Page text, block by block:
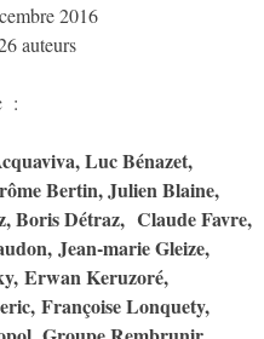
2016
auteurs
:
Luc Bénazet,
Bertin, Julien Blaine,
Boris Détraz, Claude Favre,
Jean-marie Gleize,
Erwan Keruzoré,
Françoise Lonquety,